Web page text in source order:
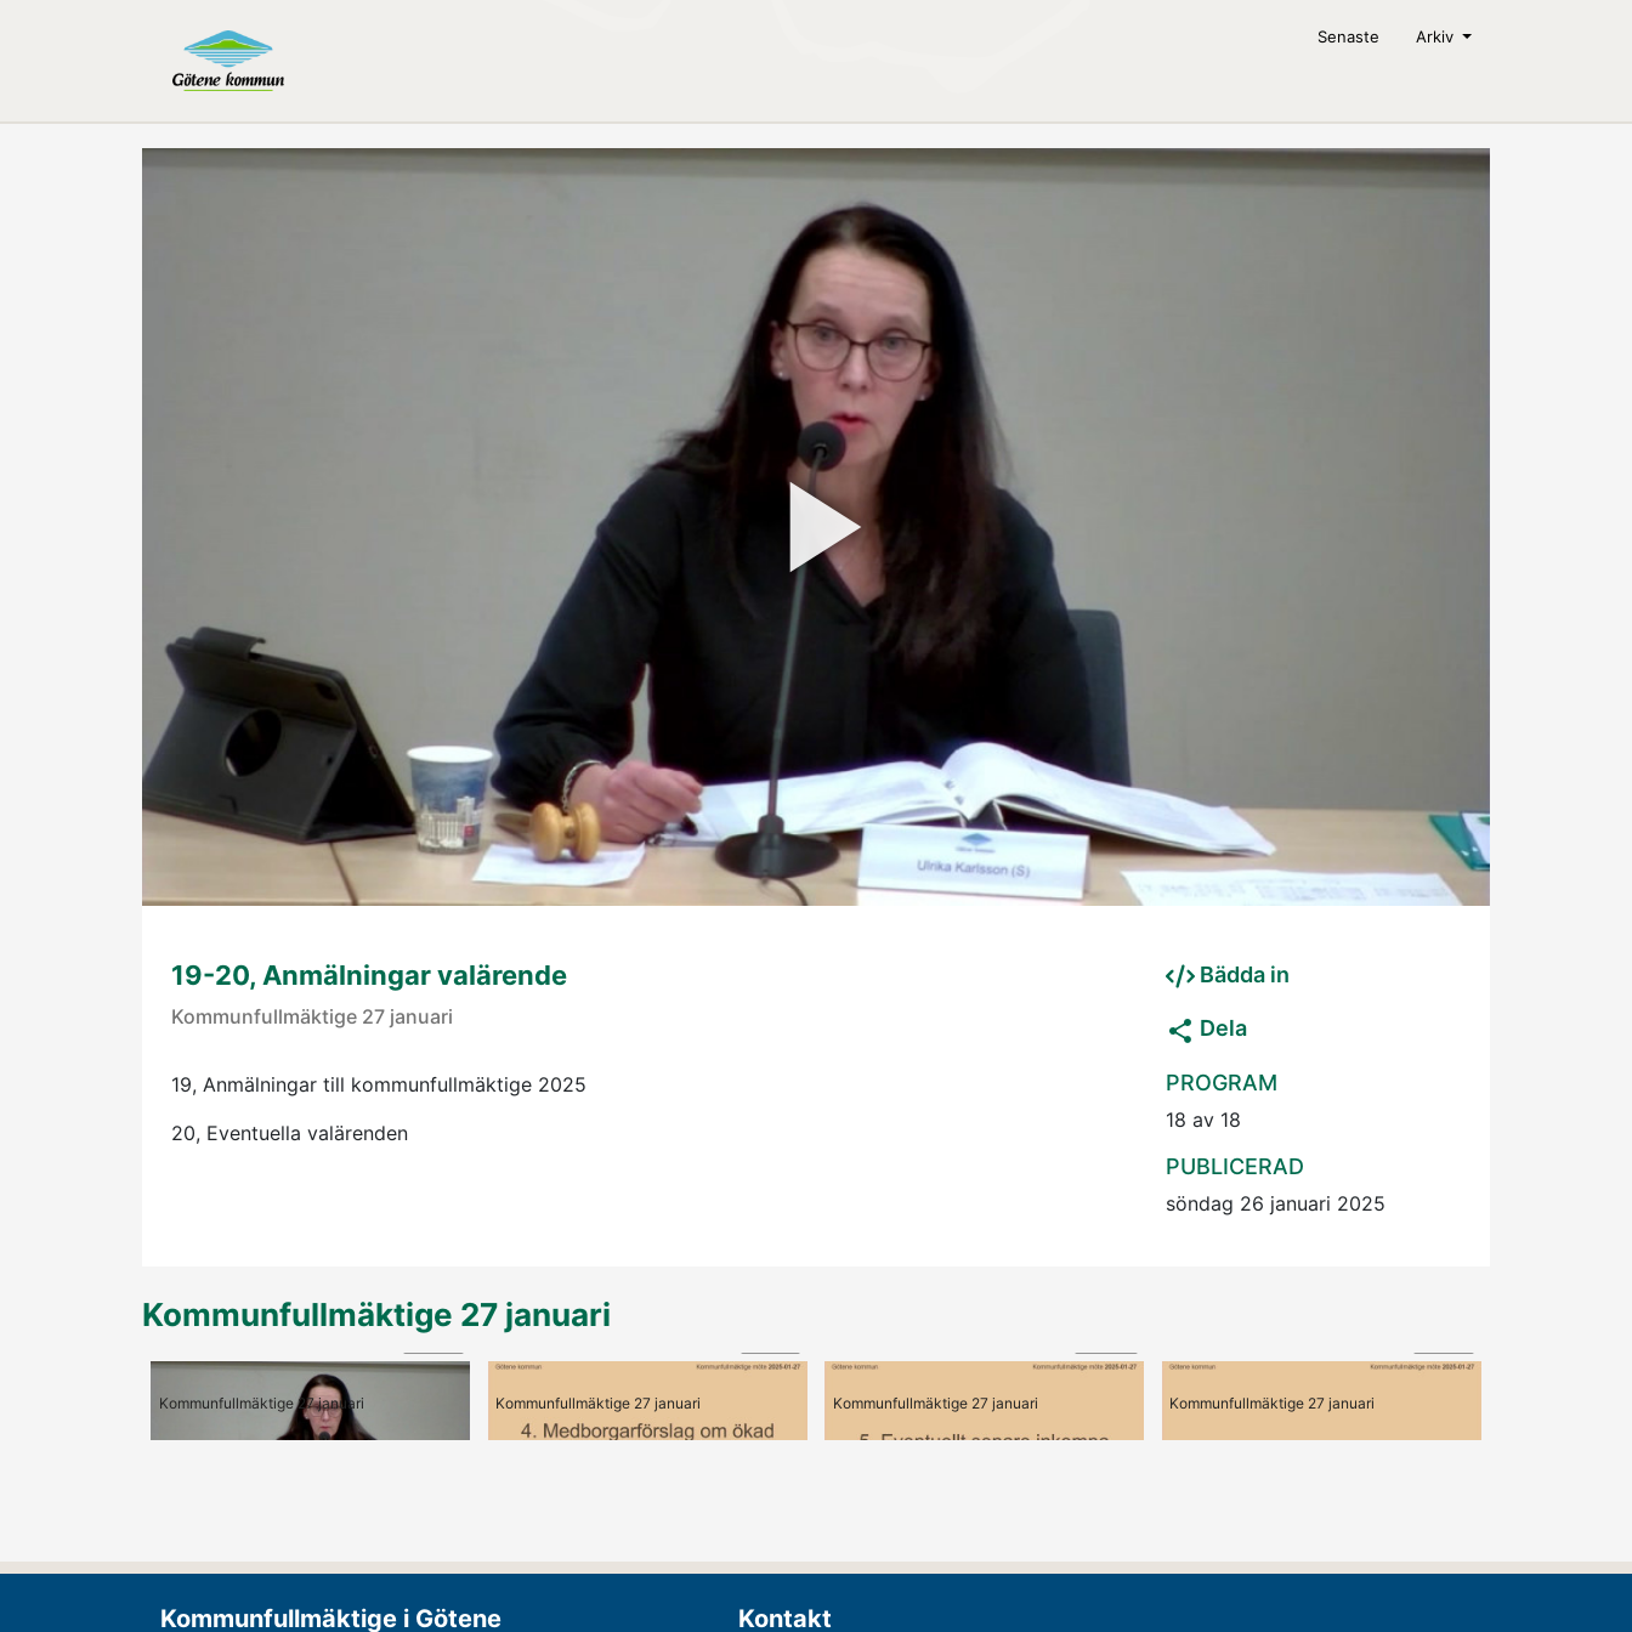
Senaste Arkiv
19-20, Anmälningar valärende
Kommunfullmäktige 27 januari
19, Anmälningar till kommunfullmäktige 2025
20, Eventuella valärenden
Bädda in
Dela
PROGRAM
18 av 18
PUBLICERAD
söndag 26 januari 2025
Kommunfullmäktige 27 januari
01:43
1-3, Mötets öppnande
Kommunfullmäktige 27 januari Kommunfullmäktige 27 januari Kommunfullmäktige 27 januari Kommunfullmäktige 27 januari
Kommunfullmäktige i Götene Kontakt